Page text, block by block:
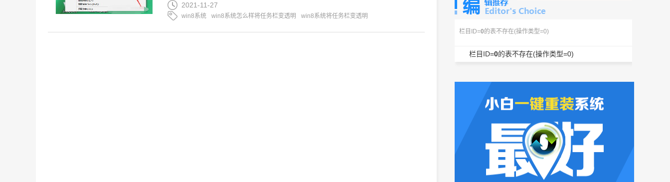
2021-11-27
win8系统 win8系统怎么样将任务栏变透明 win8系统将任务栏变透明
栏目ID=0 的表不存在(操作类型=0)
栏目ID=0的表不存在(操作类型=0)